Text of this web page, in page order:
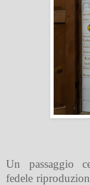
Un passaggio
fedele